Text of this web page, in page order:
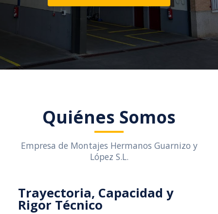
Quiénes Somos
Empresa de Montajes Hermanos Guarnizo y
López S.L.
Trayectoria, Capacidad y
Rigor Técnico